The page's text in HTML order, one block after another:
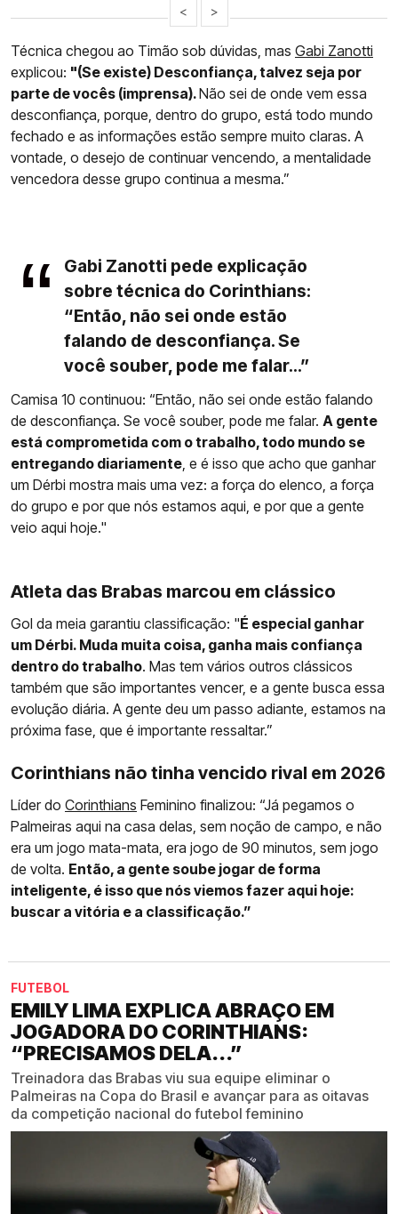
< >
Técnica chegou ao Timão sob dúvidas, mas Gabi Zanotti
explicou: "(Se existe) Desconfiança, talvez seja por
parte de vocês (imprensa).Não sei de onde vem essa
desconfiança, porque, dentro do grupo, está todo mundo
fechado e as informações estão sempre muito claras. A
vontade, o desejo de continuar vencendo, a mentalidade
vencedora desse grupo continua a mesma.”
Gabi Zanotti pede explicação
sobre técnica do Corinthians:
“Então, não sei onde estão
falando de desconfiança. Se
você souber, pode me falar...”
Camisa 10 continuou: “Então, não sei onde estão falando
de desconfiança. Se você souber, pode me falar. A gente
está comprometida com o trabalho, todo mundo se
entregando diariamente , e é isso que acho que ganhar
um Dérbi mostra mais uma vez: a força do elenco, a força
do grupo e por que nós estamos aqui, e por que a gente
veio aqui hoje."
Atleta das Brabas marcou em clássico
Gol da meia garantiu classificação: "É especial ganhar
um Dérbi. Muda muita coisa, ganha mais confiança
dentro do trabalho. Mas tem vários outros clássicos
também que são importantes vencer, e a gente busca essa
evolução diária. A gente deu um passo adiante, estamos na
próxima fase, que é importante ressaltar.”
Corinthians não tinha vencido rival em 2026
Líder do Corinthians Feminino finalizou: “Já pegamos o
Palmeiras aqui na casa delas, sem noção de campo, e não
era um jogo mata-mata, era jogo de 90 minutos, sem jogo
de volta. Então, a gente soube jogar de forma
inteligente, é isso que nós viemos fazer aqui hoje:
buscar a vitória e a classificação.”
FUTEBOL
EMILY LIMA EXPLICA ABRAÇO EM
JOGADORA DO CORINTHIANS:
“PRECISAMOS DELA...”
Treinadora das Brabas viu sua equipe eliminar o
Palmeiras na Copa do Brasil e avançar para as oitavas
da competição nacional do futebol feminino